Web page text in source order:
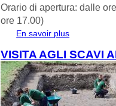
Orario di apertura: dalle
ore 17.00)
En savoir plus
VISITA AGLI SCAVI